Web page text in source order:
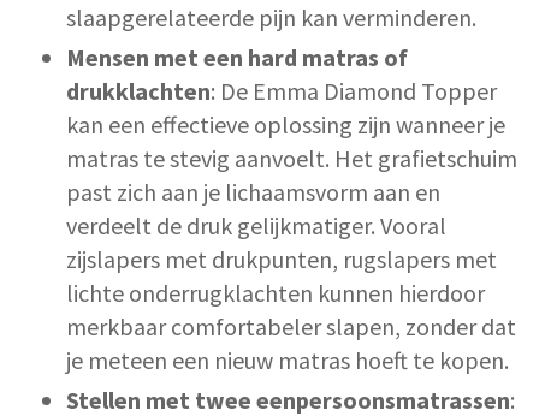
slaapgerelateerde pijn kan verminderen.
Mensen met een hard matras of
drukklachten: De Emma Diamond Topper
kan een effectieve oplossing zijn wanneer je
matras te stevig aanvoelt. Het grafietschuim
past zich aan je lichaamsvorm aan en
verdeelt de druk gelijkmatiger. Vooral
zijslapers met drukpunten, rugslapers met
lichte onderrugklachten kunnen hierdoor
merkbaar comfortabeler slapen, zonder dat
je meteen een nieuw matras hoeft te kopen.
Stellen met twee eenpersoonsmatrassen: